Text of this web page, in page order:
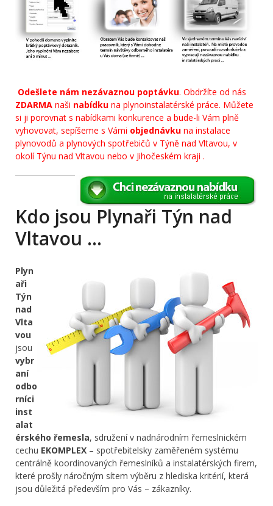
Odešlete nám nezávaznou poptávku. Obdržíte od nás
ZDARMA naši nabídku na plynoinstalatérské práce. Můžete
si ji porovnat s nabídkami konkurence a bude-li Vám plně
vyhovovat, sepíšeme s Vámi objednávku na instalace
plynovodů a plynových spotřebičů v Týně nad Vltavou, v
okolí Týnu nad Vltavou nebo v Jihočeském kraji .
Kdo jsou Plynaři Týn nad
Vltavou …
Plyn
aři
Týn
nad
Vlta
vou
jsou
vybr
aní
odbo
rníci
inst
alat
érského řemesla, sdružení v nadnárodním řemeslnickém
cechu EKOMPLEX – spotřebitelsky zaměřeném systému
centrálně koordinovaných řemeslníků a instalatérských firem,
které prošly náročným sítem výběru z hlediska kritérií, která
jsou důležitá především pro Vás – zákazníky.